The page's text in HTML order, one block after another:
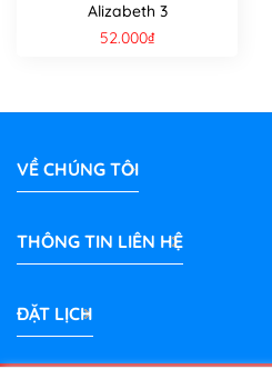
Alizabeth 3
52.000₫
VỀ CHÚNG TÔI
THÔNG TIN LIÊN HỆ
ĐẶT LỊCH